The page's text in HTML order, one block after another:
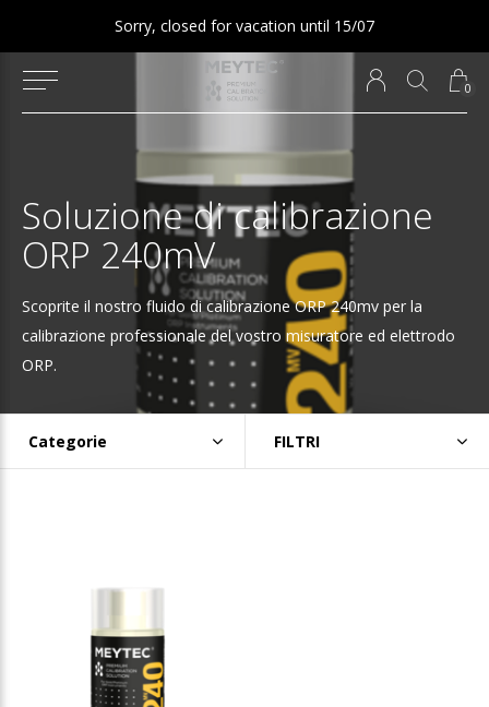
0
Sorry, closed for vacation until 15/07
Soluzione di calibrazione
ORP 240mV
Scoprite il nostro fluido di calibrazione ORP 240mv per la
calibrazione professionale del vostro misuratore ed elettrodo
ORP.
Categorie FILTRI